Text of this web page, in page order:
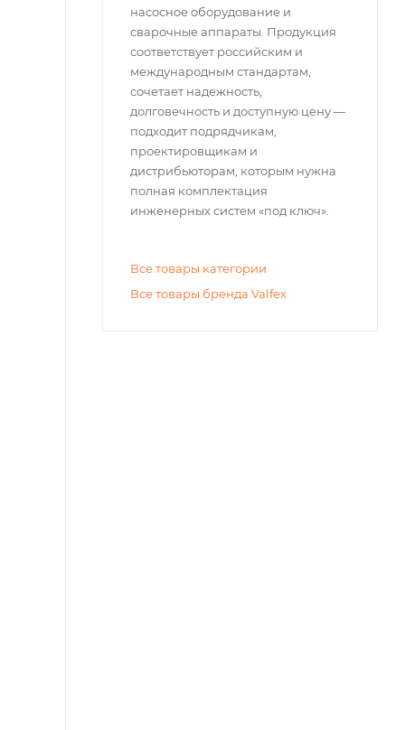
насосное оборудование и
сварочные аппараты. Продукция
соответствует российским и
международным стандартам,
сочетает надежность,
долговечность и доступную цену —
подходит подрядчикам,
проектировщикам и
дистрибьюторам, которым нужна
полная комплектация
инженерных систем «под ключ».
Все товары категории
Все товары бренда Valfex